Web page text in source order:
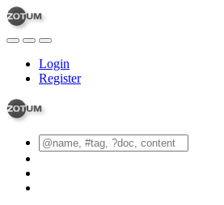
Login
Register